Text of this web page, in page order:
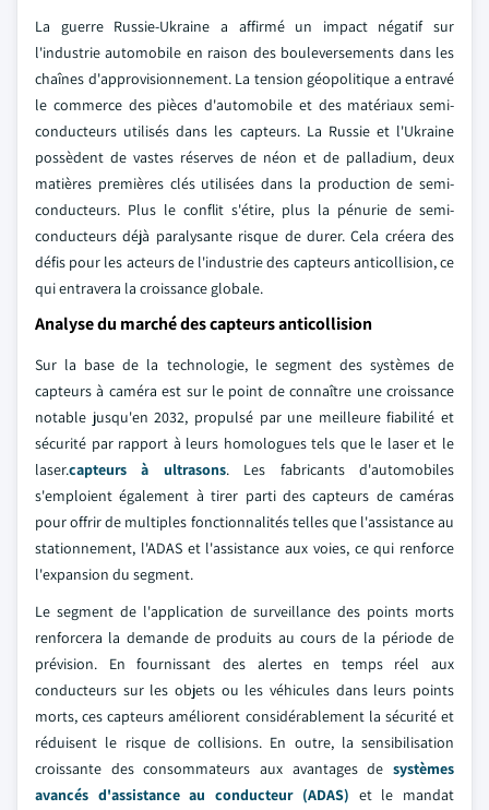
La guerre Russie-Ukraine a affirmé un impact négatif sur
l'industrie automobile en raison des bouleversements dans les
chaînes d'approvisionnement. La tension géopolitique a entravé
le commerce des pièces d'automobile et des matériaux semi-
conducteurs utilisés dans les capteurs. La Russie et l'Ukraine
possèdent de vastes réserves de néon et de palladium, deux
matières premières clés utilisées dans la production de semi-
conducteurs. Plus le conflit s'étire, plus la pénurie de semi-
conducteurs déjà paralysante risque de durer. Cela créera des
défis pour les acteurs de l'industrie des capteurs anticollision, ce
qui entravera la croissance globale.
Analyse du marché des capteurs anticollision
Sur la base de la technologie, le segment des systèmes de
capteurs à caméra est sur le point de connaître une croissance
notable jusqu'en 2032, propulsé par une meilleure fiabilité et
sécurité par rapport à leurs homologues tels que le laser et le
laser.capteurs à ultrasons. Les fabricants d'automobiles
s'emploient également à tirer parti des capteurs de caméras
pour offrir de multiples fonctionnalités telles que l'assistance au
stationnement, l'ADAS et l'assistance aux voies, ce qui renforce
l'expansion du segment.
Le segment de l'application de surveillance des points morts
renforcera la demande de produits au cours de la période de
prévision. En fournissant des alertes en temps réel aux
conducteurs sur les objets ou les véhicules dans leurs points
morts, ces capteurs améliorent considérablement la sécurité et
réduisent le risque de collisions. En outre, la sensibilisation
croissante des consommateurs aux avantages de systèmes
avancés d'assistance au conducteur (ADAS) et le mandat